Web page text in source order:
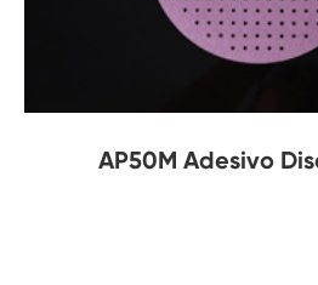
AP50M Adesivo